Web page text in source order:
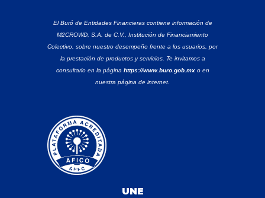
El Buró de Entidades Financieras contiene información de
M2CROWD, S.A. de C.V., Institución de Financiamiento
Colectivo, sobre nuestro desempeño frente a los usuarios, por
la prestación de productos y servicios. Te invitamos a
consultarlo en la página https://www.buro.gob.mxo en
nuestra página de internet.
UNE